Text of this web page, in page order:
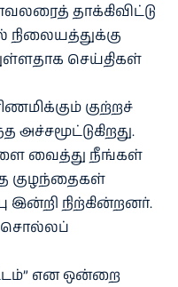
தாக்கிவிட்டு
நிலையத்துக்கு
செய்திகள்
குற்றச்
வைத்து நீங்கள்
குழந்தைகள்
இன்றி நிற்கின்றனர்.
சொல்லப்
என ஒன்றை